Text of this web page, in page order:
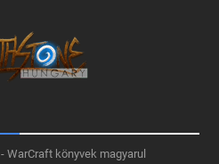
- WarCraft könyvek magyarul